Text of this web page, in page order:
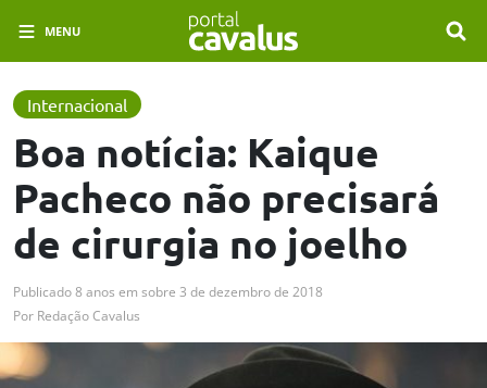
MENU
Internacional
Boa notícia: Kaique
Pacheco não precisará
de cirurgia no joelho
Publicado8 anos em sobre 3 de dezembro de 2018
Por Redação Cavalus